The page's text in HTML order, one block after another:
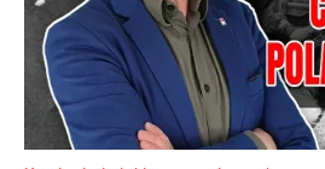
Familijny spór o biskupie sakry